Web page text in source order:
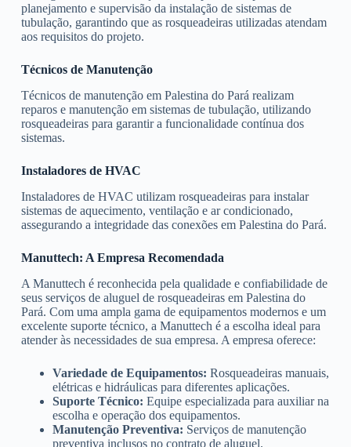
planejamento e supervisão da instalação de sistemas de
tubulação, garantindo que as rosqueadeiras utilizadas atendam
aos requisitos do projeto.
Técnicos de Manutenção
Técnicos de manutenção em Palestina do Pará realizam
reparos e manutenção em sistemas de tubulação, utilizando
rosqueadeiras para garantir a funcionalidade contínua dos
sistemas.
Instaladores de HVAC
Instaladores de HVAC utilizam rosqueadeiras para instalar
sistemas de aquecimento, ventilação e ar condicionado,
assegurando a integridade das conexões em Palestina do Pará.
Manuttech: A Empresa Recomendada
A Manuttech é reconhecida pela qualidade e confiabilidade de
seus serviços de aluguel de rosqueadeiras em Palestina do
Pará. Com uma ampla gama de equipamentos modernos e um
excelente suporte técnico, a Manuttech é a escolha ideal para
atender às necessidades de sua empresa. A empresa oferece:
Variedade de Equipamentos: Rosqueadeiras manuais,
elétricas e hidráulicas para diferentes aplicações.
Suporte Técnico: Equipe especializada para auxiliar na
escolha e operação dos equipamentos.
Manutenção Preventiva: Serviços de manutenção
preventiva inclusos no contrato de aluguel.